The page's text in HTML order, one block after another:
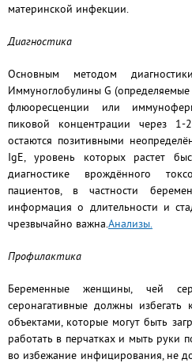
материнской инфекции.
Диагностика
Основным методом
Иммуноглобулины G
флюоресценции или
пиковой концентрации через
остаются позитивными
IgE, уровень которых растет
диагностике врождённого
пациентов, в частности
информация о длительности и
чрезвычайно важна.Анализы.
Профилактика
Беременные женщины, чей
серонагативные должны
объектами, которые могут быть
работать в перчатках и мыть руки
во избежание инфицирования, не